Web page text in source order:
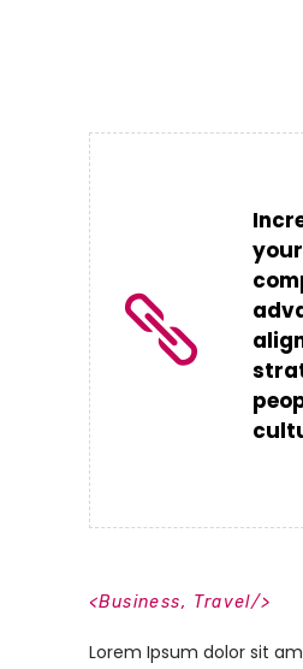
your
<Business, Travel/>
Lorem Ipsum dolor sit